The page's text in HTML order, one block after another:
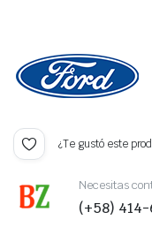
¿Te gustó este
Necesitas
(+58) 414-